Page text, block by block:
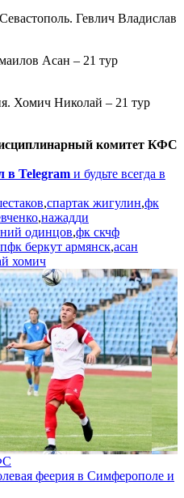
Гевлич Владислав
Асан – 21 тур
Хомич Николай – 21 тур
комитет КФС
в Telegram и будьте всегда в
,спартак жигулин,фк
,нажадди
одинцов,фк скчф
пфк беркут армянск,асан
хомич
феерия в Симферополе и